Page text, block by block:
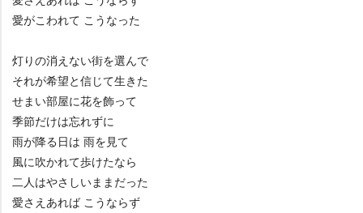
愛がこわれて こうなった
灯りの消えない街を選んで
それが希望と信じて生きた
せまい部屋に花を飾って
季節だけは忘れずに
雨が降る日は 雨を見て
風に吹かれて歩けたなら
二人はやさしいままだった
愛さえあれば こうならず